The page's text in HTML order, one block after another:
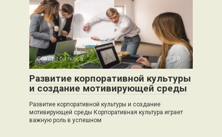
Советы бизнеса 0
Развитие корпоративной культуры
и создание мотивирующей среды
Развитие корпоративной культуры и создание
мотивирующей среды Корпоративная культура играет
важную роль в успешном